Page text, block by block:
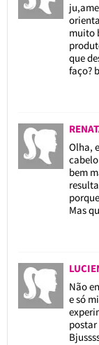
muito
que
faço?
Olha,
bem
Mas
Não
e só